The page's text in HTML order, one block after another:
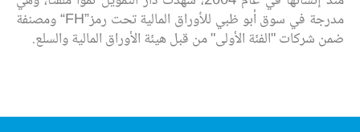
مدرجة في سوق أبو ظبي ‏للأوراق المالية تحت رمز‎“FH”‎‏ ومصنفة
ضمن شركات "الفئة الأولى" من قبل هيئة الأوراق ‏المالية والسلع.‏